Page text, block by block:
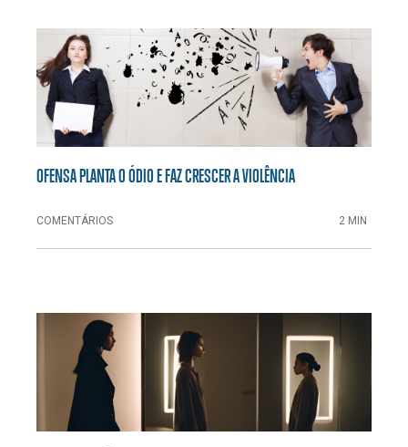
OFENSA PLANTA O ÓDIO E FAZ CRESCER A VIOLÊNCIA
COMENTÁRIOS 2 MIN